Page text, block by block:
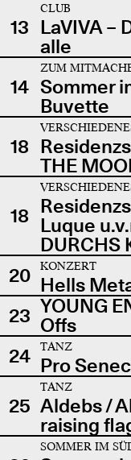
13
CLUB
LaVIVA –
alle
14
ZUM
Sommer
Buvette
18
THE
18 Luque
DURCHS
20
KONZERT
Hells
23 YOUNG
Offs
24
TANZ
Pro
25
TANZ
Aldebs /
raising
SOMMER IM